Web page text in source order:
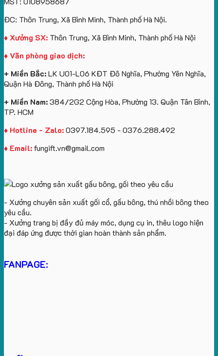
Công
Ty
Lữ
lớn
logo
Trung
số
lượng
lớn
theo
cầu
giấy
logo
ĐC: Thôn Trung, Xã Bình Minh, Thành phố Hà Nội.
♦ Xưởng SX: Thôn Trung, Xã Bình Minh, Thành phố Hà Nội
♦ Văn phòng giao dịch:
+ Miền Bắc:LK U01-L06 KĐT Đô Nghĩa, Phường Yên Nghĩa,
Quận Hà Đông, Thành phố Hà Nội
+ Miền Nam:384/2G2 Cộng Hòa, Phường 13. Quận Tân Bình,
TP. HCM
♦ Hotline - Zalo:0397.184.595 - 0376.288.492
♦ Email:fungift.vn@gmail.com
- Xưởng chuyên sản xuất gối cổ, gấu bông, thú nhồi bông theo
yêu cầu.
- Xưởng trang bị đầy đủ máy móc, dụng cụ in, thêu logo hiện
đại đáp ứng được thời gian hoàn thành sản phẩm.
FANPAGE: